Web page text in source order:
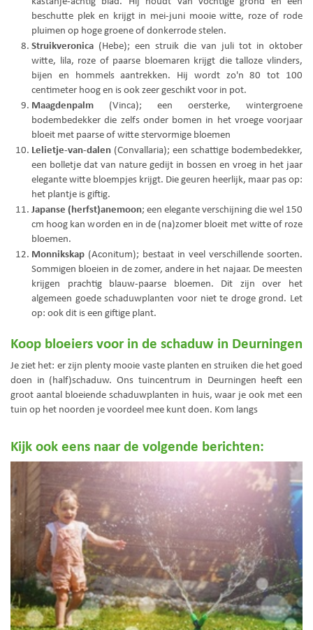
beschutte plek en krijgt in mei-juni mooie witte, roze of rode
pluimen op hoge groene of donkerrode stelen.
Struikveronica (Hebe); een struik die van juli tot in oktober
witte, lila, roze of paarse bloemaren krijgt die talloze vlinders,
bijen en hommels aantrekken. Hij wordt zo'n 80 tot 100
centimeter hoog en is ook zeer geschikt voor in pot.
Maagdenpalm (Vinca); een oersterke, wintergroene
bodembedekker die zelfs onder bomen in het vroege voorjaar
bloeit met paarse of witte stervormige bloemen
Lelietje-van-dalen (Convallaria); een schattige bodembedekker,
een bolletje dat van nature gedijt in bossen en vroeg in het jaar
elegante witte bloempjes krijgt. Die geuren heerlijk, maar pas op:
het plantje is giftig.
Japanse (herfst)anemoon; een elegante verschijning die wel 150
cm hoog kan worden en in de (na)zomer bloeit met witte of roze
bloemen.
Monnikskap (Aconitum); bestaat in veel verschillende soorten.
Sommigen bloeien in de zomer, andere in het najaar. De meesten
krijgen prachtig blauw-paarse bloemen. Dit zijn over het
algemeen goede schaduwplanten voor niet te droge grond. Let
op: ook dit is een giftige plant.
Koop bloeiers voor in de schaduw in Deurningen
Je ziet het: er zijn plenty mooie vaste planten en struiken die het goed
doen in (half)schaduw. Ons tuincentrum in Deurningen heeft een
groot aantal bloeiende schaduwplanten in huis, waar je ook met een
tuin op het noorden je voordeel mee kunt doen. Kom langs
Kijk ook eens naar de volgende berichten: